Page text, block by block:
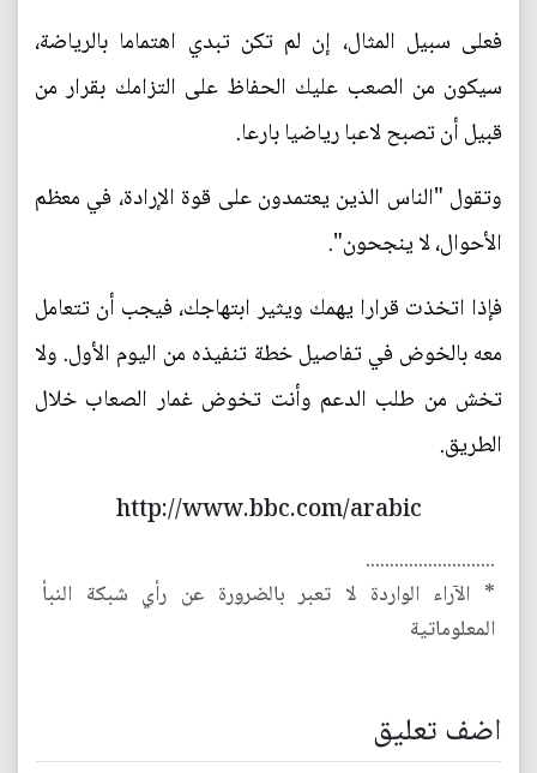
فعلى سبيل المثال، إن لم تكن تبدي اهتماما بالرياضة،
سيكون من الصعب عليك الحفاظ على التزامك بقرار من
قبيل أن تصبح لاعبا رياضيا بارعا.
وتقول "الناس الذين يعتمدون على قوة الإرادة، في معظم
الأحوال، لا ينجحون".
فإذا اتخذت قرارا يهمك ويثير ابتهاجك، فيجب أن تتعامل
معه بالخوض في تفاصيل خطة تنفيذه من اليوم الأول. ولا
تخش من طلب الدعم وأنت تخوض غمار الصعاب خلال
الطريق.
http://www.bbc.com/arabic
...........................
* الآراء الواردة لا تعبر بالضرورة عن رأي شبكة النبأ
المعلوماتية
اضف تعليق